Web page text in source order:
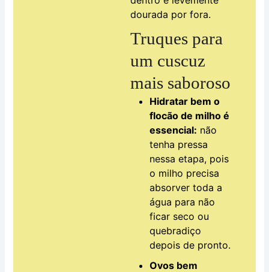
dourada por fora.
Truques para
um cuscuz
mais saboroso
Hidratar bem o
flocão de milho é
essencial: não
tenha pressa
nessa etapa, pois
o milho precisa
absorver toda a
água para não
ficar seco ou
quebradiço
depois de pronto.
Ovos bem